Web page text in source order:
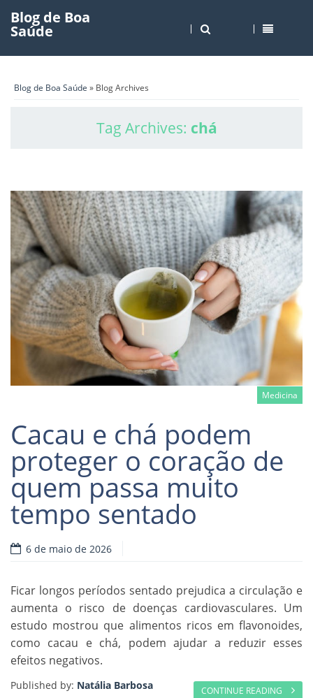
Blog de Boa
Saúde
Blog de Boa Saúde » Blog Archives
Tag Archives: chá
Medicina
Read more
Cacau e chá podem
proteger o coração de
quem passa muito
tempo sentado
6 de maio de 2026
Ficar longos períodos sentado prejudica a circulação e
aumenta o risco de doenças cardiovasculares. Um
estudo mostrou que alimentos ricos em flavonoides,
como cacau e chá, podem ajudar a reduzir esses
efeitos negativos.
CONTINUE READING
Published by: Natália Barbosa